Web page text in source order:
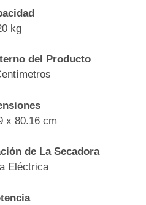
kg
del Producto
x 80.16 cm
de La Secadora
Eléctrica